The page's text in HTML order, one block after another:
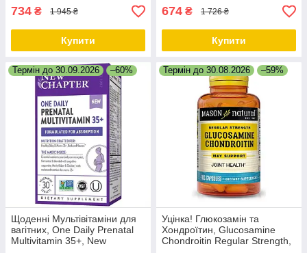
734 ₴ 1 945 ₴
Купити
674 ₴ 1 726 ₴
Купити
Термін до 30.09.2026 –60%
Щоденні Мультівітаміни для
вагітних, One Daily Prenatal
Multivitamin 35+, New
Термін до 30.08.2026 –59%
Уцінка! Глюкозамін та
Хондроїтин, Glucosamine
Chondroitin Regular Strength,